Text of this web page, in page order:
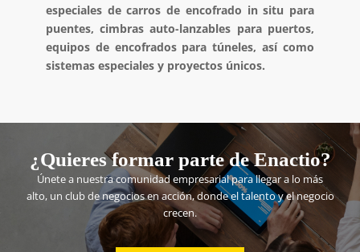
especiales de carros de encofrado in situ para
puentes, cimbras auto-lanzables para puertos,
equipos de encofrados para túneles, así como
sistemas especiales y proyectos únicos.
¿Quieres formar parte de Enactio?
Únete a nuestra comunidad empresarial para llegar a lo más
alto, un club de negocios en acción, donde el talento y el negocio
crecen.